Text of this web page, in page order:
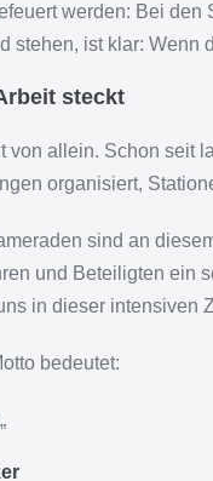
werden: Bei
stehen, ist klar:
steckt
von allein. Schon seit
organisiert,
sind an
und Beteiligten ein
in dieser intensiven
bedeutet:
„